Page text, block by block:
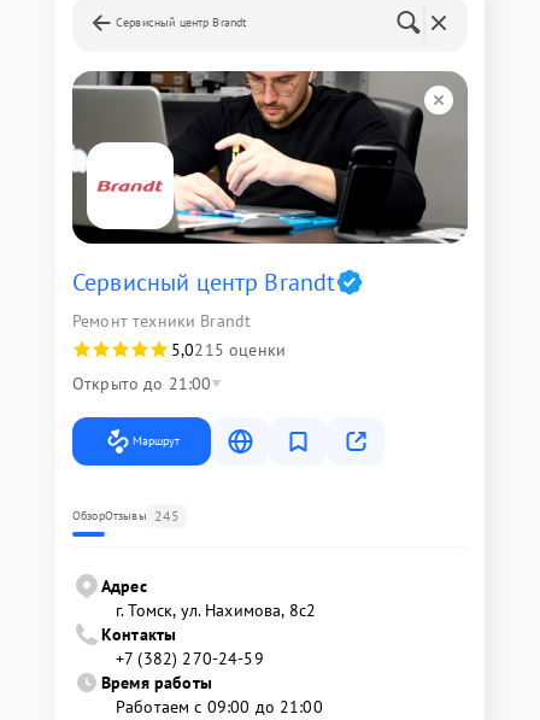
Сервисный центр Brandt
Сервисный центр Brandt
Ремонт техники Brandt
5,0215 оценки
Открыто до 21:00
Маршрут
ОбзорОтзывы 245
Адрес
г. Томск, ул. Нахимова, 8с2
Контакты
+7 (382) 270-24-59
Время работы
Работаем с 09:00 до 21:00